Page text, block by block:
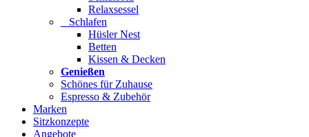
Relaxsessel
Schlafen
Hüsler Nest
Betten
Kissen & Decken
Genießen
Schönes für Zuhause
Espresso & Zubehör
Marken
Sitzkonzepte
Angebote